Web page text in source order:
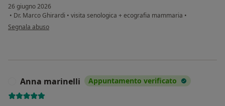
26 giugno 2026
• Dr. Marco Ghirardi • visita senologica + ecografia mammaria •
secondo l'opinione dell'utente M.S.
Segnala abuso
Anna marinelli Appuntamento verificato